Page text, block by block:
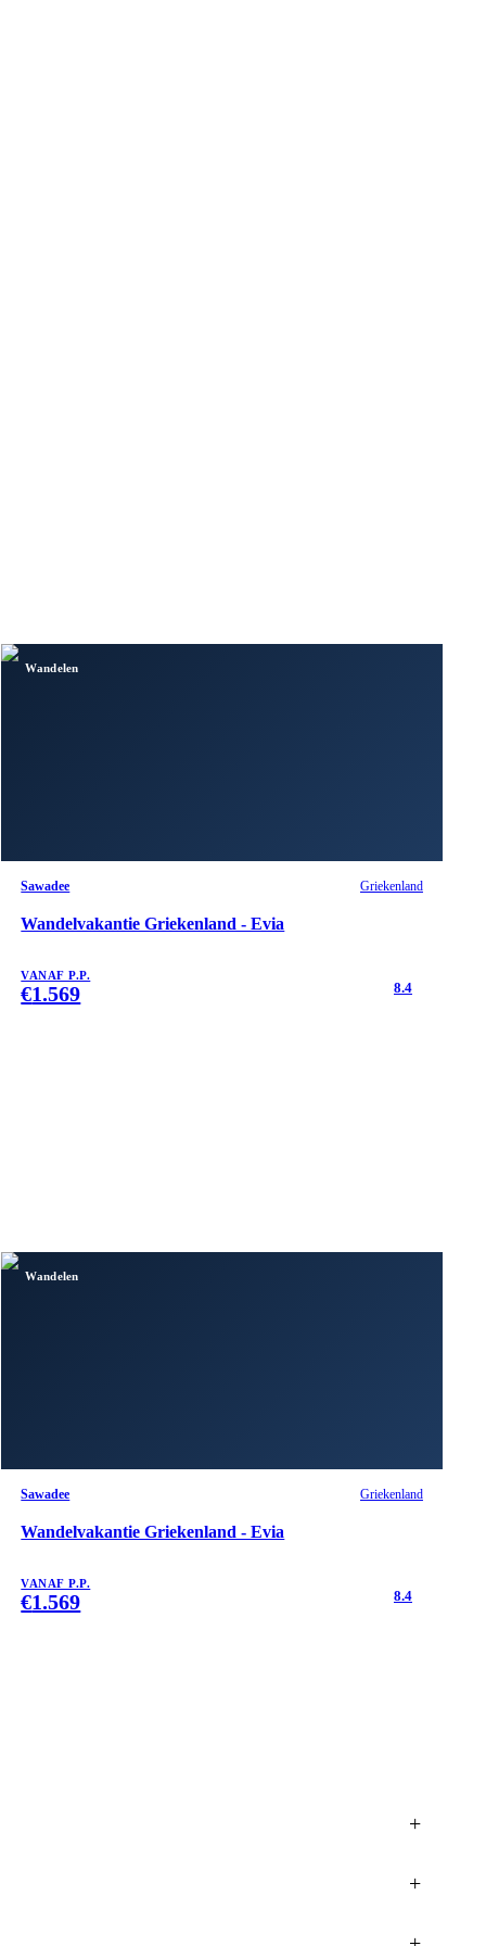
Wandelen
Sawadee Griekenland
Wandelvakantie Griekenland - Evia
VANAF P.P.
€1.569 8.4
Wandelen
Sawadee Griekenland
Wandelvakantie Griekenland - Evia
VANAF P.P.
€1.569 8.4
+
+